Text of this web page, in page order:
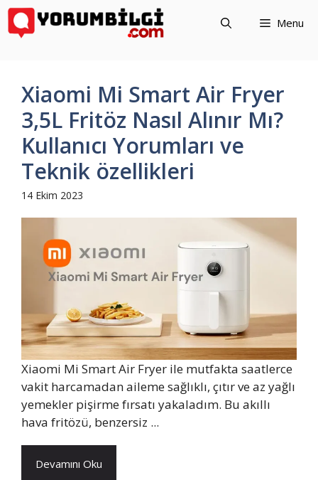
İçeriğe
atla
Menu
Xiaomi Mi Smart Air Fryer
3,5L Fritöz Nasıl Alınır Mı?
Kullanıcı Yorumları ve
Teknik özellikleri
14 Ekim 2023
Xiaomi Mi Smart Air Fryer ile mutfakta saatlerce
vakit harcamadan aileme sağlıklı, çıtır ve az yağlı
yemekler pişirme fırsatı yakaladım. Bu akıllı
hava fritözü, benzersiz ...
Devamını Oku